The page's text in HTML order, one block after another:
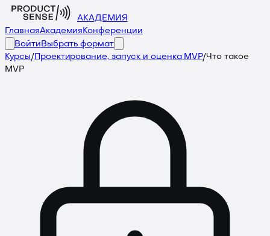
АКАДЕМИЯ
ГлавнаяАкадемия Конференции
Войти Выбрать формат
Курсы/ Проектирование, запуск и оценка MVP/Что такое
MVP